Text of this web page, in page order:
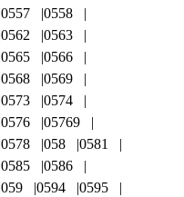
0557
0558
0562
0563
0565
0566
0568
0569
0573
0574
0576
05769
0578 058
0581
0585
0586
059 0594 0595